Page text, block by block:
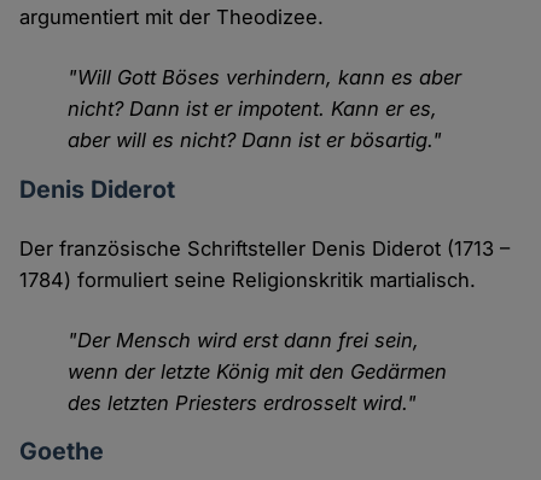
argumentiert mit der Theodizee.
"Will Gott Böses verhindern, kann es aber
nicht? Dann ist er impotent. Kann er es,
aber will es nicht? Dann ist er bösartig."
Denis Diderot
Der französische Schriftsteller Denis Diderot (1713 –
1784) formuliert seine Religionskritik martialisch.
"Der Mensch wird erst dann frei sein,
wenn der letzte König mit den Gedärmen
des letzten Priesters erdrosselt wird."
Goethe